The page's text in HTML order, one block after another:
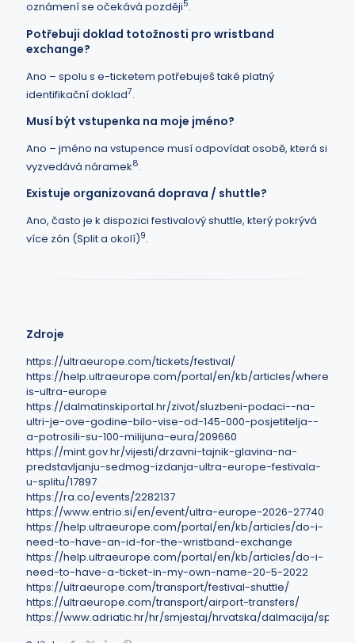
oznámení se očekává později5.
Potřebuji doklad totožnosti pro wristband
exchange?
Ano – spolu s e-ticketem potřebuješ také platný
identifikační doklad7.
Musí být vstupenka na moje jméno?
Ano – jméno na vstupence musí odpovídat osobě, která si
vyzvedává náramek8.
Existuje organizovaná doprava / shuttle?
Ano, často je k dispozici festivalový shuttle, který pokrývá
více zón (Split a okolí)9.
Zdroje
https://ultraeurope.com/tickets/festival/
https://help.ultraeurope.com/portal/en/kb/articles/where-
is-ultra-europe
https://dalmatinskiportal.hr/zivot/sluzbeni-podaci--na-
ultri-je-ove-godine-bilo-vise-od-145-000-posjetitelja--
a-potrosili-su-100-milijuna-eura/209660
https://mint.gov.hr/vijesti/drzavni-tajnik-glavina-na-
predstavljanju-sedmog-izdanja-ultra-europe-festivala-
u-splitu/17897
https://ra.co/events/2282137
https://www.entrio.si/en/event/ultra-europe-2026-27740
https://help.ultraeurope.com/portal/en/kb/articles/do-i-
need-to-have-an-id-for-the-wristband-exchange
https://help.ultraeurope.com/portal/en/kb/articles/do-i-
need-to-have-a-ticket-in-my-own-name-20-5-2022
https://ultraeurope.com/transport/festival-shuttle/
https://ultraeurope.com/transport/airport-transfers/
https://www.adriatic.hr/hr/smjestaj/hrvatska/dalmacija/split